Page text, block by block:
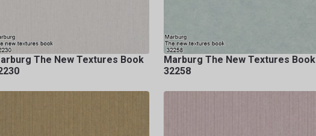
The New Textures Book
Marburg The New Textures Book
32258